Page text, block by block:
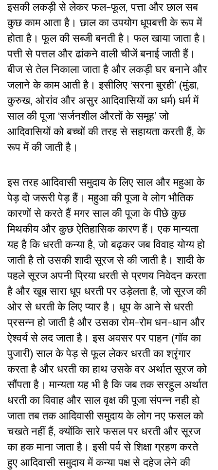
इसकी लकड़ी से लेकर फल-फूल, पत्ता और छाल सब
कुछ काम आता है। छाल का उपयोग धूपबत्ती के रूप में
होता है। फूल की सब्जी बनती है। फल खाया जाता है।
पत्ती से पत्तल और ढांकने वाली चीजें बनाई जाती हैं।
बीज से तेल निकाला जाता है और लकड़ी घर बनाने और
जलाने के काम आती है। इसीलिए ‘सरना बुरही’ (मुंडा,
कुरुख, ओरांव और असुर आदिवासियों का धर्म) धर्म में
साल की पूजा ‘सर्जनशील औरतों के समूह’ जो
आदिवासियों को बच्चों की तरह से सहायता करती हैं, के
रूप में की जाती है।
इस तरह आदिवासी समुदाय के लिए साल और महुआ के
पेड़ दो जरूरी पेड़ हैं। महुआ की पूजा वे लोग भौतिक
कारणों से करते हैं मगर साल की पूजा के पीछे कुछ
मिथकीय और कुछ ऐतिहासिक कारण हैं। एक मान्यता
यह है कि धरती कन्या है, जो बढ़कर जब विवाह योग्य हो
जाती है तो उसकी शादी सूरज से की जाती है। शादी के
पहले सूरज अपनी प्रिया धरती से प्रणय निवेदन करता
है और खूब सारा धूप धरती पर उड़ेलता है, जो सूरज की
ओर से धरती के लिए प्यार है। धूप के आने से धरती
प्रसन्न हो जाती है और उसका रोम-रोम धन-धान और
ऐश्वर्य से लद जाता है। इस अवसर पर पाहन (गॉव का
पुजारी) साल के पेड़ से फूल लेकर धरती का श्रृंगार
करता है और धरती का हाथ उसके वर अर्थात सूरज को
सौंपता है। मान्यता यह भी है कि जब तक सरहुल अर्थात
धरती का विवाह और साल वृक्ष की पूजा संपन्न नही हो
जाता तब तक आदिवासी समुदाय के लोग नए फसल को
चखते नहीं हैं, क्योंकि सारे फसल पर धरती और सूरज
का हक माना जाता है। इसी पर्व से शिक्षा ग्रहण करते
हुए आदिवासी समुदाय में कन्या पक्ष से दहेज लेने की